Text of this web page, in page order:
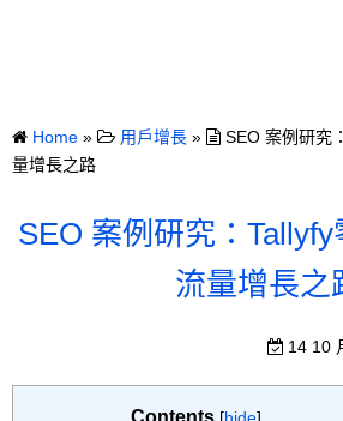
Home » 用戶增長 »
SEO 案例研究
量增長之路
SEO 案例研究：
流量增長之
14 10
Contents